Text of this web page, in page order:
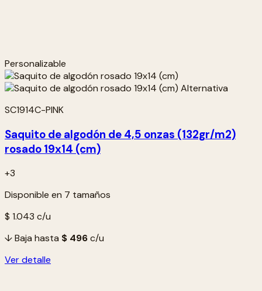
Personalizable
SC1914C-PINK
Saquito de algodón de 4,5 onzas (132gr/m2)
rosado 19x14 (cm)
+3
Disponible en 7 tamaños
$ 1.043 c/u
↓ Baja hasta $ 496c/u
Ver detalle